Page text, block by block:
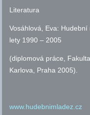
Literatura
Vosáhlová, Eva:
lety 1990 – 2005
(diplomová práce,
Karlova, Praha 2005).
www.hudebnimladez.cz